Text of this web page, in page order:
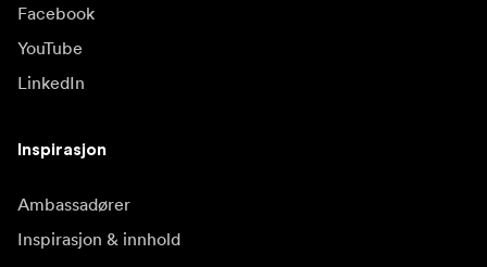
Facebook
YouTube
LinkedIn
Inspirasjon
Ambassadører
Inspirasjon & innhold